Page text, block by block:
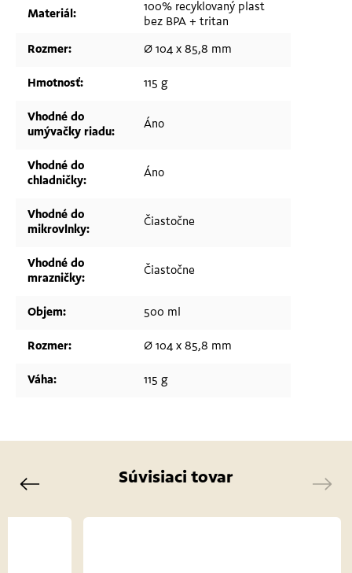
Materiál :
100% recyklovaný plast
bez BPA + tritan
Rozmer: Ø 104 x 85,8 mm
Hmotnosť: 115 g
Vhodné do
umývačky riadu:
Áno
Vhodné do
chladničky:
Áno
Vhodné do
mikrovlnky:
Čiastočne
Vhodné do
mrazničky:
Čiastočne
Objem: 500 ml
Rozmer: Ø 104 x 85,8 mm
Váha: 115 g
Súvisiaci tovar
Previous Next